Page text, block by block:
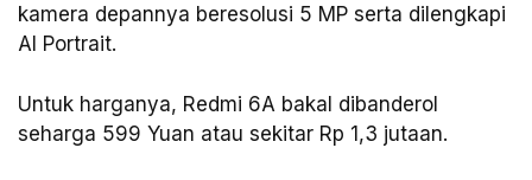
kamera depannya beresolusi 5 MP serta dilengkapi
AI Portrait.
Untuk harganya, Redmi 6A bakal dibanderol
seharga 599 Yuan atau sekitar Rp 1,3 jutaan.